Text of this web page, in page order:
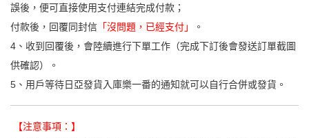
誤後，便可直接使用支付連結完成付款；
付款後，回覆同封信 「沒問題，已經支付」
。
4、收到回覆後，會陸續進行下單工作（完成下訂後會發送訂單截圖
供確認）。
5、用戶等待日亞發貨入庫樂一番的通知就可以自行合併或發貨。
【注意事項：】